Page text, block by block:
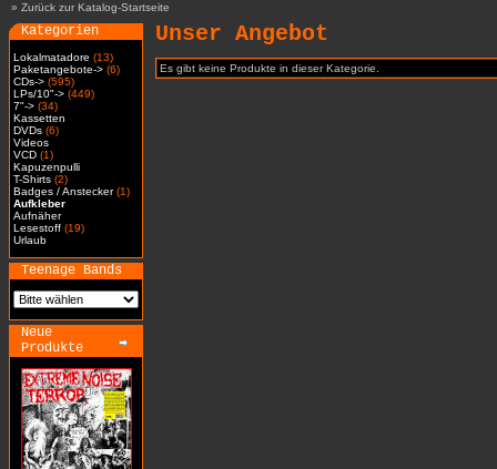
» Zurück zur Katalog-Startseite
Kategorien
Lokalmatadore (13)
Paketangebote-> (6)
CDs-> (595)
LPs/10"-> (449)
7"-> (34)
Kassetten
DVDs (6)
Videos
VCD (1)
Kapuzenpulli
T-Shirts (2)
Badges / Anstecker(1)
Aufkleber
Aufnäher
Lesestoff (19)
Urlaub
Teenage Bands
Neue
Produkte
Unser Angebot
Es gibt keine Produkte in dieser Kategorie.